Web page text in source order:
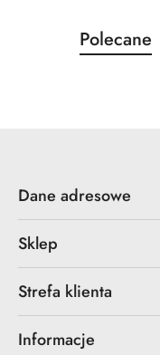
Pomiń karuzelę
Produkty
o
Polecane
Dane adresowe
Sklep
Strefa klienta
Informacje